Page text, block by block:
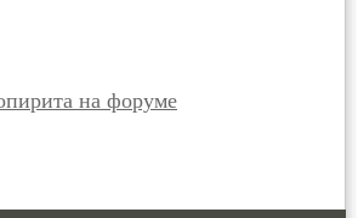
на форуме